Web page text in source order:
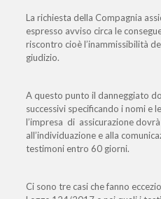
La richiesta della Compagnia
espresso avviso circa le
riscontro cioè l’inammissibilità
giudizio.
A questo punto il danneggiato
successivi specificando i nomi e
l’impresa di assicurazione
all’individuazione e alla
testimoni entro 60 giorni.
Ci sono tre casi che fanno